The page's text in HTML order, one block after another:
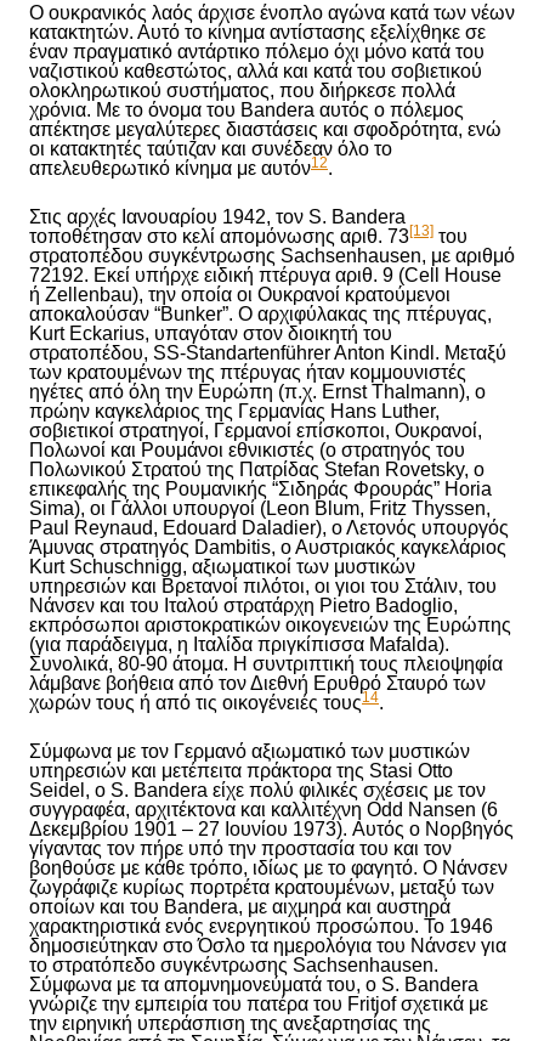
Ο ουκρανικός λαός άρχισε ένοπλο αγώνα κατά των νέων
κατακτητών. Αυτό το κίνημα αντίστασης εξελίχθηκε σε
έναν πραγματικό αντάρτικο πόλεμο όχι μόνο κατά του
ναζιστικού καθεστώτος, αλλά και κατά του σοβιετικού
ολοκληρωτικού συστήματος, που διήρκεσε πολλά
χρόνια. Με το όνομα του Bandera αυτός ο πόλεμος
απέκτησε μεγαλύτερες διαστάσεις και σφοδρότητα, ενώ
οι κατακτητές ταύτιζαν και συνέδεαν όλο το
απελευθερωτικό κίνημα με αυτόν12.
Στις αρχές Ιανουαρίου 1942, τον S. Bandera
τοποθέτησαν στο κελί απομόνωσης αριθ. 73[13] του
στρατοπέδου συγκέντρωσης Sachsenhausen, με αριθμό
72192. Εκεί υπήρχε ειδική πτέρυγα αριθ. 9 (Cell House
ή Zellenbau), την οποία οι Ουκρανοί κρατούμενοι
αποκαλούσαν “Bunker”. Ο αρχιφύλακας της πτέρυγας,
Kurt Eckarius, υπαγόταν στον διοικητή του
στρατοπέδου, SS-Standartenführer Anton Kindl. Μεταξύ
των κρατουμένων της πτέρυγας ήταν κομμουνιστές
ηγέτες από όλη την Ευρώπη (π.χ. Ernst Thalmann), ο
πρώην καγκελάριος της Γερμανίας Hans Luther,
σοβιετικοί στρατηγοί, Γερμανοί επίσκοποι, Ουκρανοί,
Πολωνοί και Ρουμάνοι εθνικιστές (ο στρατηγός του
Πολωνικού Στρατού της Πατρίδας Stefan Rovetsky, ο
επικεφαλής της Ρουμανικής “Σιδηράς Φρουράς” Horia
Sima), οι Γάλλοι υπουργοί (Leon Blum, Fritz Thyssen,
Paul Reynaud, Edouard Daladier), ο Λετονός υπουργός
Άμυνας στρατηγός Dambitis, ο Αυστριακός καγκελάριος
Kurt Schuschnigg, αξιωματικοί των μυστικών
υπηρεσιών και Βρετανοί πιλότοι, οι γιοι του Στάλιν, του
Νάνσεν και του Ιταλού στρατάρχη Pietro Badoglio,
εκπρόσωποι αριστοκρατικών οικογενειών της Ευρώπης
(για παράδειγμα, η Ιταλίδα πριγκίπισσα Mafalda).
Συνολικά, 80-90 άτομα. Η συντριπτική τους πλειοψηφία
λάμβανε βοήθεια από τον Διεθνή Ερυθρό Σταυρό των
χωρών τους ή από τις οικογένειές τους14.
Σύμφωνα με τον Γερμανό αξιωματικό των μυστικών
υπηρεσιών και μετέπειτα πράκτορα της Stasi Otto
Seidel, ο S. Bandera είχε πολύ φιλικές σχέσεις με τον
συγγραφέα, αρχιτέκτονα και καλλιτέχνη Odd Nansen (6
Δεκεμβρίου 1901 – 27 Ιουνίου 1973). Αυτός ο Νορβηγός
γίγαντας τον πήρε υπό την προστασία του και τον
βοηθούσε με κάθε τρόπο, ιδίως με το φαγητό. Ο Νάνσεν
ζωγράφιζε κυρίως πορτρέτα κρατουμένων, μεταξύ των
οποίων και του Bandera, με αιχμηρά και αυστηρά
χαρακτηριστικά ενός ενεργητικού προσώπου. Το 1946
δημοσιεύτηκαν στο Όσλο τα ημερολόγια του Νάνσεν για
το στρατόπεδο συγκέντρωσης Sachsenhausen.
Σύμφωνα με τα απομνημονεύματά του, ο S. Bandera
γνώριζε την εμπειρία του πατέρα του Fritjof σχετικά με
την ειρηνική υπεράσπιση της ανεξαρτησίας της